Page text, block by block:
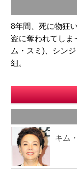
8年間、死に物狂
盗に奪われてしま
ム・スミ)、シン
組。
キム